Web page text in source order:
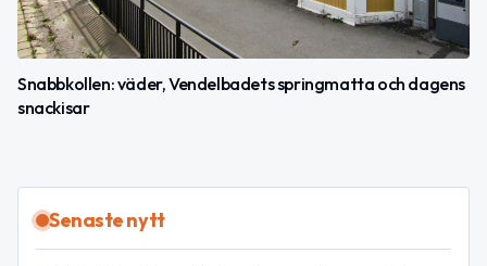
Snabbkollen: väder, Vendelbadets springmatta och dagens
snackisar
Senaste nytt